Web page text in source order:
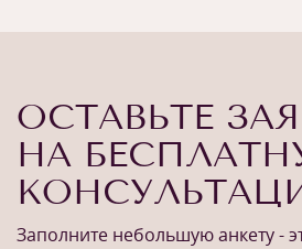
ОСТАВЬТЕ
НА
Заполните небольшую анкету -